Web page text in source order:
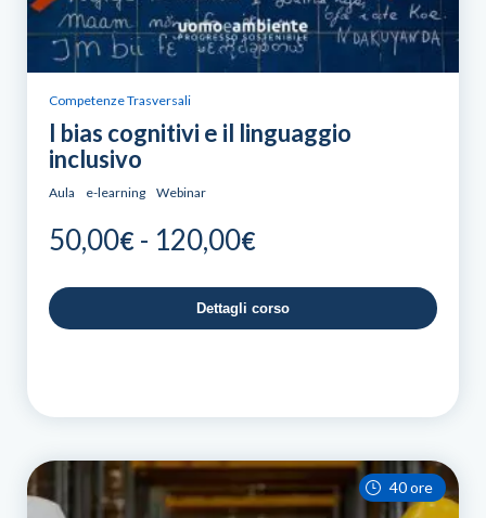
Competenze Trasversali
I bias cognitivi e il linguaggio
inclusivo
Aula e-learning Webinar
50,00€ - 120,00€Fascia
prezzo:
da
Dettagli corso
40 ore